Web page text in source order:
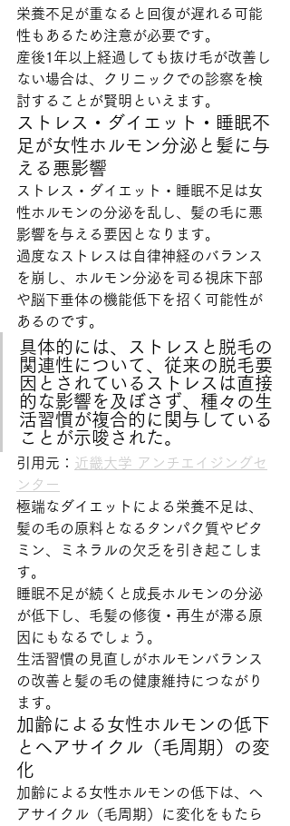
栄養不足が重なると回復が遅れる可能
性もあるため注意が必要です。
産後1年以上経過しても抜け毛が改善し
ない場合は、クリニックでの診察を検
討することが賢明といえます。
ストレス・ダイエット・睡眠不
足が女性ホルモン分泌と髪に与
える悪影響
ストレス・ダイエット・睡眠不足は女
性ホルモンの分泌を乱し、髪の毛に悪
影響を与える要因となります。
過度なストレスは自律神経のバランス
を崩し、ホルモン分泌を司る視床下部
や脳下垂体の機能低下を招く可能性が
あるのです。
具体的には、ストレスと脱毛の
関連性について、従来の脱毛要
因とされているストレスは直接
的な影響を及ぼさず、種々の生
活習慣が複合的に関与している
ことが示唆された。
引用元： 近畿大学 アンチエイジングセ
ンター
極端なダイエットによる栄養不足は、
髪の毛の原料となるタンパク質やビタ
ミン、ミネラルの欠乏を引き起こしま
す。
睡眠不足が続くと成長ホルモンの分泌
が低下し、毛髪の修復・再生が滞る原
因にもなるでしょう。
生活習慣の見直しがホルモンバランス
の改善と髪の毛の健康維持につながり
ます。
加齢による女性ホルモンの低下
とヘアサイクル（毛周期）の変
化
加齢による女性ホルモンの低下は、ヘ
アサイクル（毛周期）に変化をもたら